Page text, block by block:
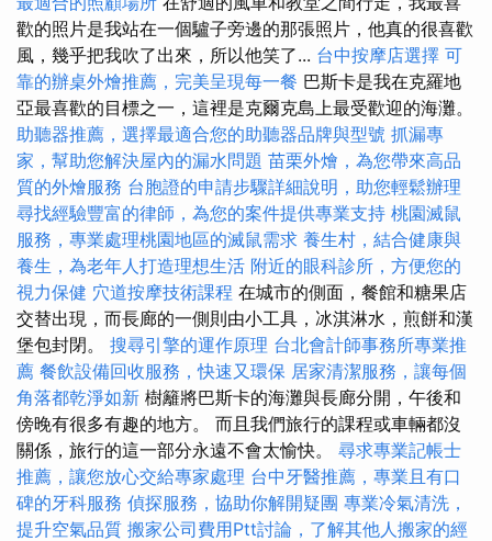
歡的照片是我站在一個驢子旁邊的那張照片，他真的很喜歡
風，幾乎把我吹了出來，所以他笑了... 台中按摩店選擇 可
靠的辦桌外燴推薦，完美呈現每一餐 巴斯卡是我在克羅地
亞最喜歡的目標之一，這裡是克爾克島上最受歡迎的海灘。
助聽器推薦，選擇最適合您的助聽器品牌與型號 抓漏專
家，幫助您解決屋內的漏水問題 苗栗外燴，為您帶來高品
質的外燴服務 台胞證的申請步驟詳細說明，助您輕鬆辦理
尋找經驗豐富的律師，為您的案件提供專業支持 桃園滅鼠
服務，專業處理桃園地區的滅鼠需求 養生村，結合健康與
養生，為老年人打造理想生活 附近的眼科診所，方便您的
視力保健 穴道按摩技術課程 在城市的側面，餐館和糖果店
交替出現，而長廊的一側則由小工具，冰淇淋水，煎餅和漢
堡包封閉。 搜尋引擎的運作原理 台北會計師事務所專業推
薦 餐飲設備回收服務，快速又環保 居家清潔服務，讓每個
角落都乾淨如新 樹籬將巴斯卡的海灘與長廊分開，午後和
傍晚有很多有趣的地方。 而且我們旅行的課程或車輛都沒
關係，旅行的這一部分永遠不會太愉快。 尋求專業記帳士
推薦，讓您放心交給專家處理 台中牙醫推薦，專業且有口
碑的牙科服務 偵探服務，協助你解開疑團 專業冷氣清洗，
提升空氣品質 搬家公司費用Ptt討論，了解其他人搬家的經